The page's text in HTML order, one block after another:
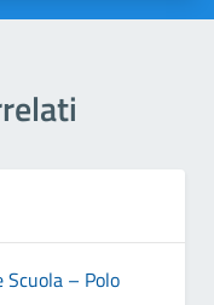
Scuola – Polo